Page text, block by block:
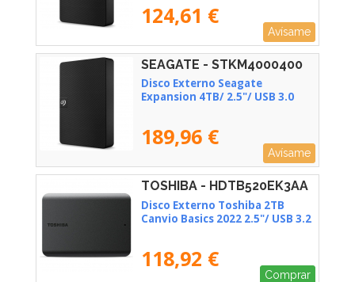
124,61 €
Avísame
SEAGATE - STKM4000400
Disco Externo Seagate
Expansion 4TB/ 2.5"/ USB 3.0
189,96 €
Avísame
TOSHIBA - HDTB520EK3AA
Disco Externo Toshiba 2TB
Canvio Basics 2022 2.5"/ USB 3.2
118,92 €
Comprar